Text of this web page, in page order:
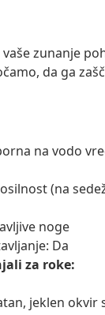
vaše zunanje
da ga
na vodo
(na
noge
Da
za roke:
jeklen okvir